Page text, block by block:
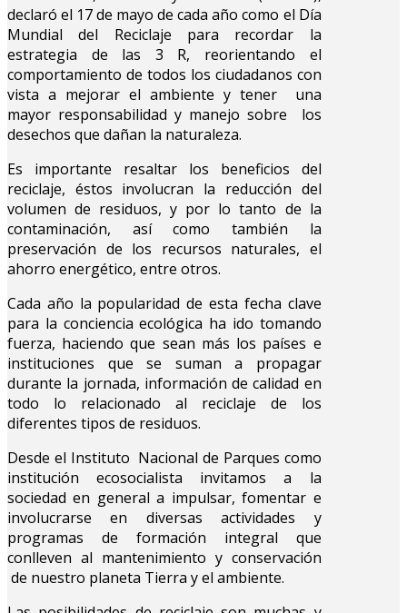
declaró el 17 de mayo de cada año como el Día
Mundial del Reciclaje para recordar la
estrategia de las 3 R, reorientando el
comportamiento de todos los ciudadanos con
vista a mejorar el ambiente y tener una
mayor responsabilidad y manejo sobre los
desechos que dañan la naturaleza.
Es importante resaltar los beneficios del
reciclaje, éstos involucran la reducción del
volumen de residuos, y por lo tanto de la
contaminación, así como también la
preservación de los recursos naturales, el
ahorro energético, entre otros.
Cada año la popularidad de esta fecha clave
para la conciencia ecológica ha ido tomando
fuerza, haciendo que sean más los países e
instituciones que se suman a propagar
durante la jornada, información de calidad en
todo lo relacionado al reciclaje de los
diferentes tipos de residuos.
Desde el Instituto Nacional de Parques como
institución ecosocialista invitamos a la
sociedad en general a impulsar, fomentar e
involucrarse en diversas actividades y
programas de formación integral que
conlleven al mantenimiento y conservación
de nuestro planeta Tierra y el ambiente.